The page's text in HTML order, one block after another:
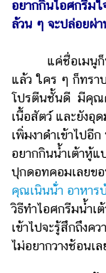
ดูด
ผู้
หญิง
ผู้ชาย
สุขภาพ
ท่อง
เที่ยว
สูตร
อาหาร
ง่ายๆ
อยากกินไอศกรีม
ล้วน ๆ จะปล่อยผ่
แค่ชื่อเมนูก็ทำ
แล้ว ใคร ๆ ก็ทรา
โปรตีนชั้นดี มีคุณค่
เนื้อสัตว์ และยังอุ
เพิ่มงาดำเข้าไปอี
อยากกินน้ำเต้าหู้
ปุกดอทคอมเลยขอ
คุณเนินน่้ำ อาหาร
วิธีทำไอศกรีมน้ำเ
เข้าไปจะรู้สึกถึงค
ไม่อยากวางช้อนเล